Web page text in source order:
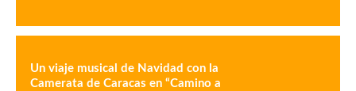
Un viaje musical de Navidad con la
Camerata de Caracas en “Camino a